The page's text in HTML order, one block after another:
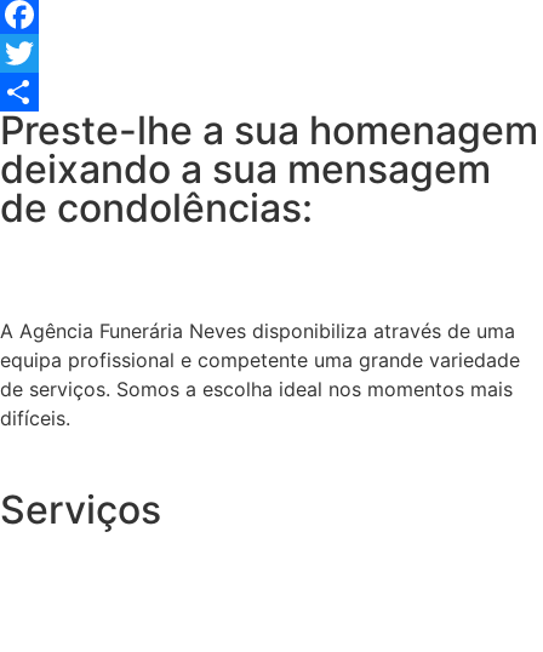
Facebook
Twitter
Share
Preste-lhe a sua homenagem
deixando a sua mensagem
de condolências:
A Agência Funerária Neves disponibiliza através de uma
equipa profissional e competente uma grande variedade
de serviços. Somos a escolha ideal nos momentos mais
difíceis.
Serviços